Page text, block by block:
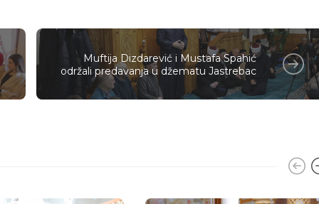
Muftija Dizdarević i Mustafa Spahić
održali predavanja u džematu Jastrebac